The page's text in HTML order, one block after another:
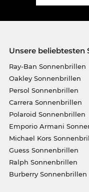
Unsere
Ray-Ban Sonnenbrillen
Oakley Sonnenbrillen
Persol Sonnenbrillen
Carrera Sonnenbrillen
Polaroid Sonnenbrillen
Emporio Armani
Michael Kors
Guess Sonnenbrillen
Ralph Sonnenbrillen
Burberry Sonnenbrillen